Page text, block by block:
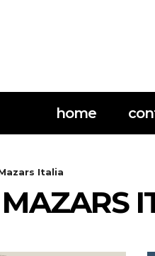
home
Italia